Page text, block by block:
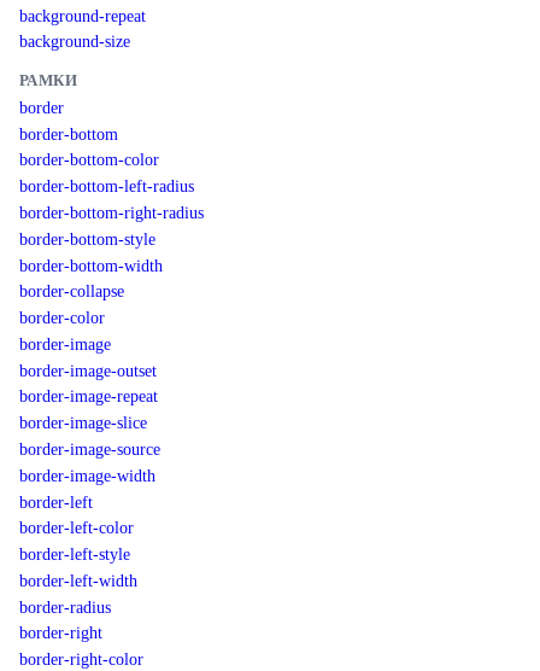
background-repeat
background-size
РАМКИ
border
border-bottom
border-bottom-color
border-bottom-left-radius
border-bottom-right-radius
border-bottom-style
border-bottom-width
border-collapse
border-color
border-image
border-image-outset
border-image-repeat
border-image-slice
border-image-source
border-image-width
border-left
border-left-color
border-left-style
border-left-width
border-radius
border-right
border-right-color